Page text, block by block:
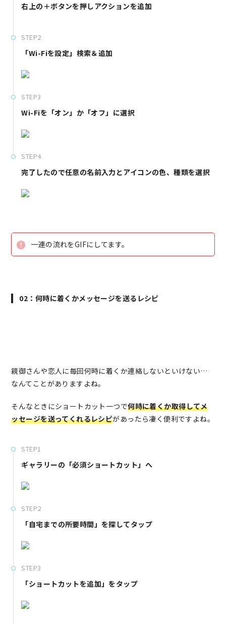
右上の＋ボタンを押しアクションを追加
STEP2
「Wi-Fiを設定」検索＆追加
STEP3
Wi-Fiを「オン」か「オフ」に選択
STEP4
完了したので任意の名前入力とアイコンの色、種類を選択
一連の流れをGIFにしてます。
02：何時に着くかメッセージを送るレシピ
親御さんや恋人に毎回何時に着くか連絡しないといけない…
なんてことがありますよね。
そんなときにショートカット一つで何時に着くか取得してメ
ッセージを送ってくれるレシピがあったら凄く便利ですよね。
STEP1
ギャラリーの「必須ショートカット」へ
STEP2
「自宅までの所要時間」を探してタップ
STEP3
「ショートカットを追加」をタップ